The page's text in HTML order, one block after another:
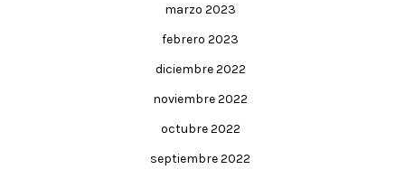
marzo 2023
febrero 2023
diciembre 2022
noviembre 2022
octubre 2022
septiembre 2022